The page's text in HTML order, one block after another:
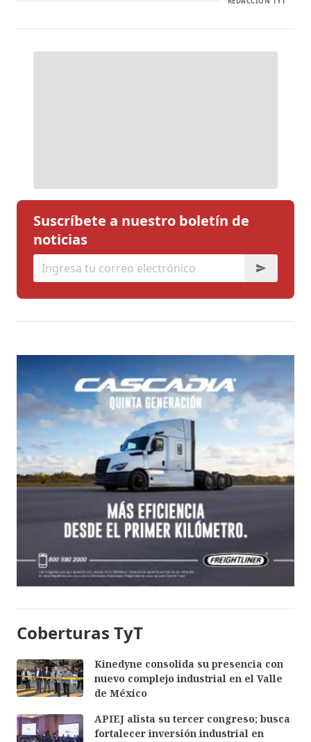
Suscríbete a nuestro boletín de
noticias
Coberturas TyT
Kinedyne consolida su presencia con
nuevo complejo industrial en el Valle
de México
APIEJ alista su tercer congreso; busca
fortalecer inversión industrial en